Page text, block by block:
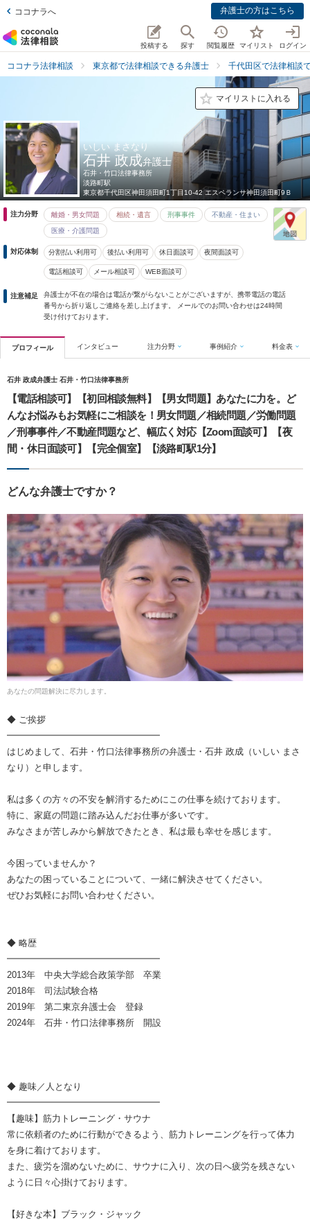
ココナラへ 弁護士の方はこちら
投稿する 探す 閲覧履歴 マイリスト ログイン
ココナラ法律相談 東京都で法律相談できる弁護士 千代田区で法律相談
マイリストに入れる
いしい まさなり
石井 政成弁護士
石井・竹口法律事務所
淡路町駅
東京都千代田区神田須田町1丁目10-42 エスペランサ神田須田町9Ｂ
注力分野 離婚・男女問題 相続・遺言 刑事事件 不動産・住まい
医療・介護問題
対応体制 分割払い利用可 後払い利用可 休日面談可 夜間面談可
電話相談可 メール相談可 WEB面談可
注意補足
弁護士が不在の場合は電話が繋がらないことがございますが、携帯電話の電話
番号から折り返しご連絡を差し上げます。 メールでのお問い合わせは24時間
受け付けております。
プロフィール インタビュー 注力分野 事例紹介 料金表
石井 政成弁護士 石井・竹口法律事務所
【電話相談可】【初回相談無料】【男女問題】あなたに力を。ど
んなお悩みもお気軽にご相談を！男女問題／相続問題／労働問題
／刑事事件／不動産問題など、幅広く対応【Zoom面談可】【夜
間・休日面談可】【完全個室】【淡路町駅1分】
どんな弁護士ですか？
あなたの問題解決に尽力します。
◆ ご挨拶
━━━━━━━━━━━━━━━━━
はじめまして、石井・竹口法律事務所の弁護士・石井 政成（いしい まさ
なり）と申します。
私は多くの方々の不安を解消するためにこの仕事を続けております。
特に、家庭の問題に踏み込んだお仕事が多いです。
みなさまが苦しみから解放できたとき、私は最も幸せを感じます。
今困っていませんか？
あなたの困っていることについて、一緒に解決させてください。
ぜひお気軽にお問い合わせください。
◆ 略歴
━━━━━━━━━━━━━━━━━
2013年 中央大学総合政策学部 卒業
2018年 司法試験合格
2019年 第二東京弁護士会 登録
2024年 石井・竹口法律事務所 開設
◆ 趣味／人となり
━━━━━━━━━━━━━━━━━
【趣味】筋力トレーニング・サウナ
常に依頼者のために行動ができるよう、筋力トレーニングを行って体力
を身に着けております。
また、疲労を溜めないために、サウナに入り、次の日へ疲労を残さない
ように日々心掛けております。
【好きな本】ブラック・ジャック